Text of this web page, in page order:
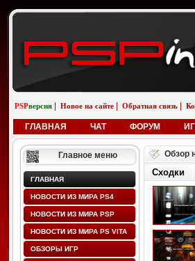
PSPверсия Новое на сайте Обратная связь
ГЛАВНАЯ ЧАТ ФОРУМ
Главное меню
ГЛАВНАЯ
НОВОСТИ ИЗ МИРА PS4
НОВОСТИ ИЗ МИРА PSP
НОВОСТИ ИЗ МИРА PS VITA
ОБЗОРЫ ИГР
Обзор
Сходки